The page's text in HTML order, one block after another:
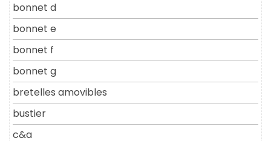
bonnet d
bonnet e
bonnet f
bonnet g
bretelles amovibles
bustier
c&a